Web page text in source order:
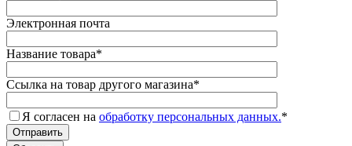
Электронная почта
Название товара*
Ссылка на товар другого магазина*
Я согласен на обработку персональных данных.*